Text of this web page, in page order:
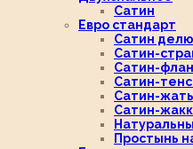
Сатин
Евро стандарт
Сатин
Сатин-
Сатин-
Сатин-
Сатин-
Сатин-
Простынь